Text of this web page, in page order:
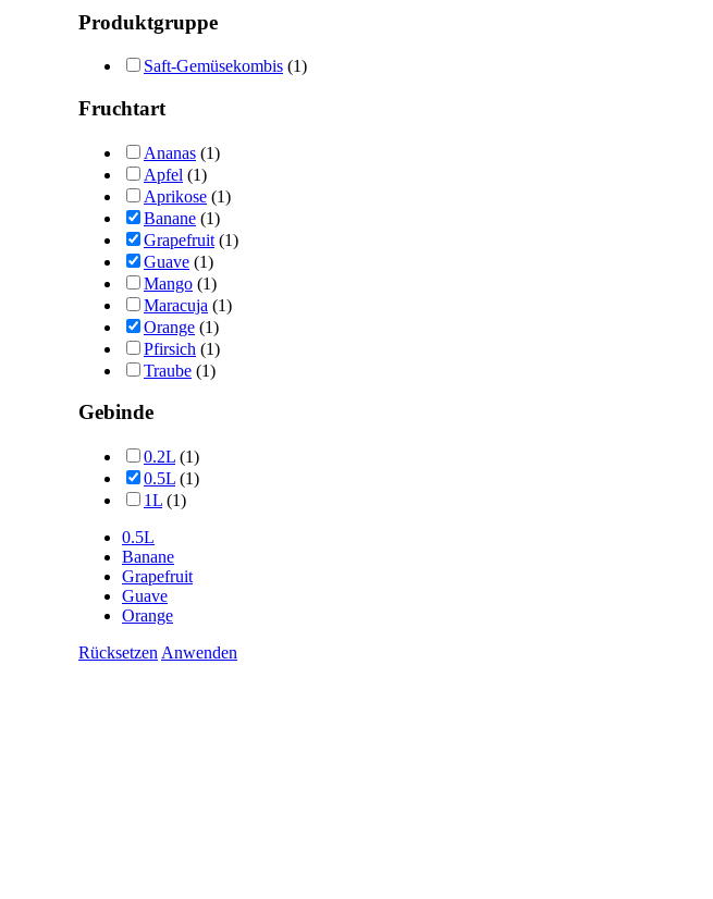
Produktgruppe
Saft-Gemüsekombis (1)
Fruchtart
Ananas (1)
Apfel (1)
Aprikose (1)
Banane (1)
Grapefruit (1)
Guave (1)
Mango (1)
Maracuja (1)
Orange (1)
Pfirsich (1)
Traube (1)
Gebinde
0.2L (1)
0.5L (1)
1L (1)
0.5L
Banane
Grapefruit
Guave
Orange
Rücksetzen Anwenden